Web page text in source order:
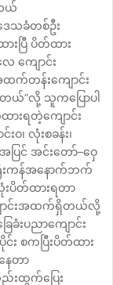
ယ်
သခံတစ်ဦး
းပြီ ပိတ်ထား
ကျောင်း
ထက်တန်းကျောင်း
တယ်”လို့ သူကပြောပါ
ားရတဲ့ကျောင်း
းဝ၊ လုံးစခန်း၊
ြင် အင်းတော်–ဝှေ
ြီးကန်အနောက်ဘက်
းပိတ်ထားရတာ
ကျောင်းအထက်ရှိတယ်လို့
ခံးပညာကျောင်း
း စကပြီးပိတ်ထား
ေတာ
းထွက်ပြေး